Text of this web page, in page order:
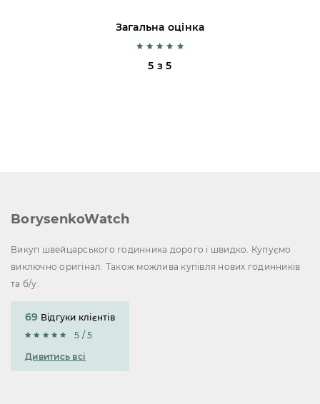
Загальна оцінка
5 з 5
BorysenkoWatch
Викуп швейцарського годинника дорого і швидко. Купуємо
виключно оригінал. Також можлива купівля нових годинників
та б/у.
69 Відгуки клієнтів
5 / 5
Дивитись всі